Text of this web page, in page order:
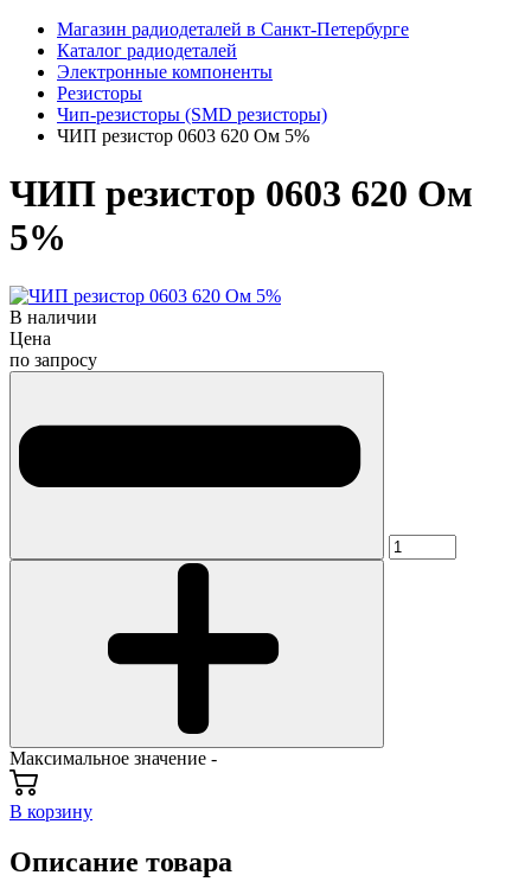
Магазин радиодеталей в Санкт-Петербурге
Каталог радиодеталей
Электронные компоненты
Резисторы
Чип-резисторы (SMD резисторы)
ЧИП резистор 0603 620 Ом 5%
ЧИП резистор 0603 620 Ом
5%
В наличии
Цена
по запросу
Максимальное значение -
В корзину
Описание товара